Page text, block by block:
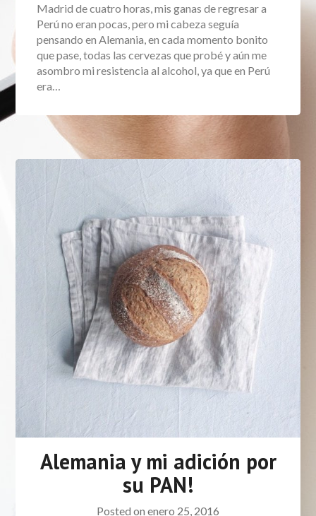
Madrid de cuatro horas, mis ganas de regresar a
Perú no eran pocas, pero mi cabeza seguía
pensando en Alemania, en cada momento bonito
que pase, todas las cervezas que probé y aún me
asombro mi resistencia al alcohol, ya que en Perú
era…
Alemania y mi adición por
su PAN!
Posted on enero 25, 2016